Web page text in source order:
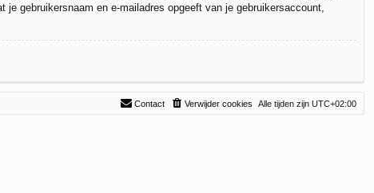
gebruikersnaam en e-mailadres opgeeft van je gebruikersaccount,
Alle tijden zijn UTC+02:00
Verwijder cookies
Contact